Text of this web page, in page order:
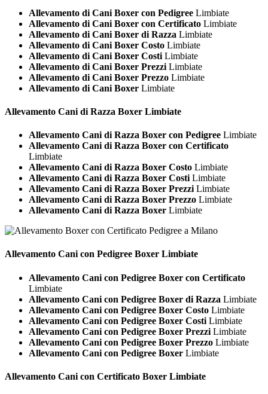
Allevamento di Cani Boxer con Pedigree Limbiate
Allevamento di Cani Boxer con Certificato Limbiate
Allevamento di Cani Boxer di Razza Limbiate
Allevamento di Cani Boxer Costo Limbiate
Allevamento di Cani Boxer Costi Limbiate
Allevamento di Cani Boxer Prezzi Limbiate
Allevamento di Cani Boxer Prezzo Limbiate
Allevamento di Cani Boxer Limbiate
Allevamento Cani di Razza Boxer Limbiate
Allevamento Cani di Razza Boxer con Pedigree Limbiate
Allevamento Cani di Razza Boxer con Certificato
Limbiate
Allevamento Cani di Razza Boxer Costo Limbiate
Allevamento Cani di Razza Boxer Costi Limbiate
Allevamento Cani di Razza Boxer Prezzi Limbiate
Allevamento Cani di Razza Boxer Prezzo Limbiate
Allevamento Cani di Razza Boxer Limbiate
Allevamento Cani con Pedigree Boxer Limbiate
Allevamento Cani con Pedigree Boxer con Certificato
Limbiate
Allevamento Cani con Pedigree Boxer di Razza Limbiate
Allevamento Cani con Pedigree Boxer Costo Limbiate
Allevamento Cani con Pedigree Boxer Costi Limbiate
Allevamento Cani con Pedigree Boxer Prezzi Limbiate
Allevamento Cani con Pedigree Boxer Prezzo Limbiate
Allevamento Cani con Pedigree Boxer Limbiate
Allevamento Cani con Certificato Boxer Limbiate